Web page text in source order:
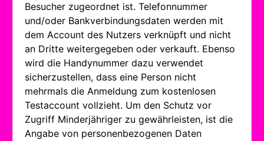
Besucher zugeordnet ist. Telefonnummer
und/oder Bankverbindungsdaten werden mit
dem Account des Nutzers verknüpft und nicht
an Dritte weitergegeben oder verkauft. Ebenso
wird die Handynummer dazu verwendet
sicherzustellen, dass eine Person nicht
mehrmals die Anmeldung zum kostenlosen
Testaccount vollzieht. Um den Schutz vor
Zugriff Minderjähriger zu gewährleisten, ist die
Angabe von personenbezogenen Daten